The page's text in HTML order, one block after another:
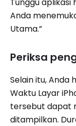
Anda
Utama.”
Periksa
Selain itu, Anda
Waktu Layar
tersebut dapat
ditampilkan.